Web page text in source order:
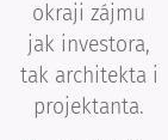
okraji zájmu
jak investora,
tak architekta i
projektanta.